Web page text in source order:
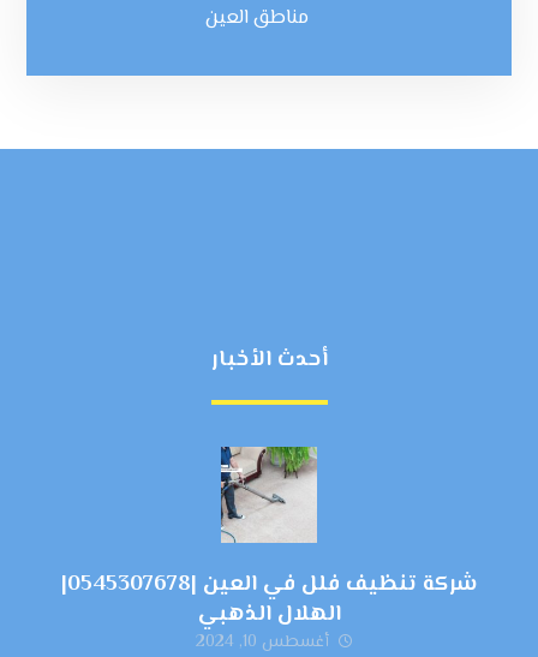
مناطق العين
أحدث الأخبار
شركة تنظيف فلل في العين |0545307678|
الهلال الذهبي
أغسطس 10, 2024